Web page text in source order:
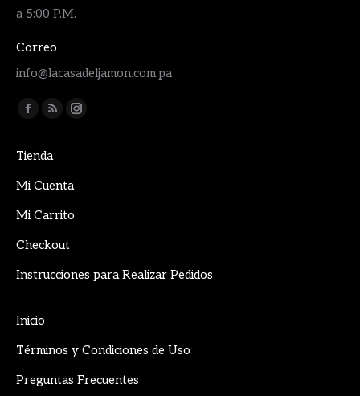
a 5:00 P.M.
Correo
info@lacasadeljamon.com.pa
Encuéntranos en:
Facebook
opens
in
window
Rss
opens
in
window
Instagram
Tienda
Mi Cuenta
Mi Carrito
Checkout
Instrucciones para Realizar Pedidos
Inicio
Términos y Condiciones de Uso
Preguntas Frecuentes